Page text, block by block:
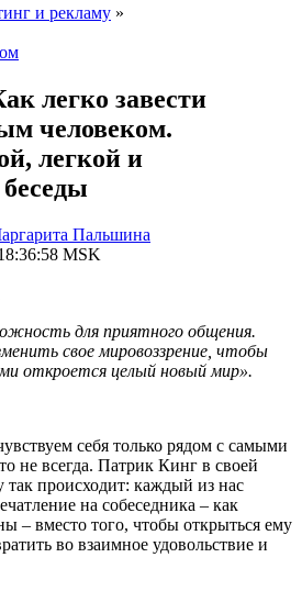
и рекламу »
легко завести
человеком.
легкой и
Пальшина
MSK
для приятного общения.
свое мировоззрение, чтобы
откроется целый новый мир».
себя только рядом с самыми
не всегда. Патрик Кинг в своей
так происходит: каждый из нас
на собеседника – как
– вместо того, чтобы открыться ему
во взаимное удовольствие и